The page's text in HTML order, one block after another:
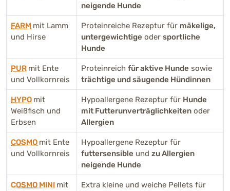
neigende Hunde
FARM mit Lamm
und Hirse
Proteinreiche Rezeptur für mäkelige,
untergewichtige oder sportliche
Hunde
PUR mit Ente
und Vollkornreis
Proteinreich für aktive Hunde sowie
trächtige und säugende Hündinnen
HYPO mit
Weißfisch und
Erbsen
Hypoallergene Rezeptur für Hunde
mit Futterunverträglichkeiten oder
Allergien
COSMO mit Ente
und Vollkornreis
Hypoallergene Rezeptur für
futtersensible und zu Allergien
neigende Hunde
COSMO MINI mit
Extra kleine und weiche Pellets für